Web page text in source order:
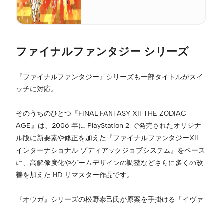
ファイナルファンタジー シリーズ
『ファイナルファンタジー』シリーズも一部タイトルがスイ
ッチに対応。
そのうちのひとつ『FINAL FANTASY XII THE ZODIAC
AGE』は、2006 年に PlayStation 2 で発売されたオリジナ
ル版に新要素や修正を加えた『ファイナルファンタジーXII
インターナショナル ゾディアックジョブシステム』をベース
に、高解像度化やゲームデザインの調整などさらに多くの改
善を加えた HD リマスター作品です。
『オウガ』シリーズの松野泰己氏が原案を手掛ける「イヴァ